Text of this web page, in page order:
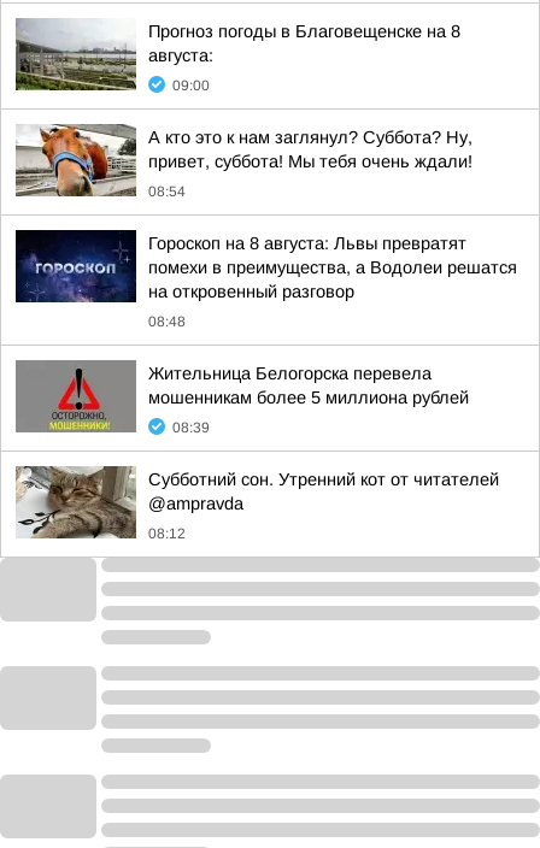
Прогноз погоды в Благовещенске на 8
августа:
09:00
А кто это к нам заглянул? Суббота? Ну,
привет, суббота! Мы тебя очень ждали!
08:54
Гороскоп на 8 августа: Львы превратят
помехи в преимущества, а Водолеи решатся
на откровенный разговор
08:48
Жительница Белогорска перевела
мошенникам более 5 миллиона рублей
08:39
Субботний сон. Утренний кот от читателей
@ampravda
08:12